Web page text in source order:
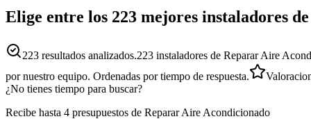
Elige entre los 223 mejores instaladores
223 resultados analizados.223 instaladores de Reparar Aire
por nuestro equipo. Ordenadas por tiempo de respuesta.
¿No tienes tiempo para buscar?
Recibe hasta 4 presupuestos de Reparar Aire Acondicionado